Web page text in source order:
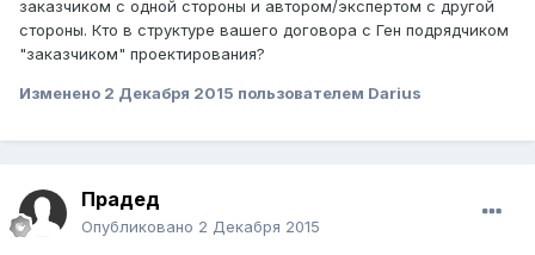
заказчиком с одной стороны и автором/экспертом с другой
стороны. Кто в структуре вашего договора с Ген подрядчиком
"заказчиком" проектирования?
Изменено 2 Декабря 2015 пользователем Darius
Прадед
Опубликовано 2 Декабря 2015